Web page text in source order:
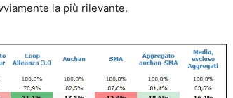
la più rilevante.